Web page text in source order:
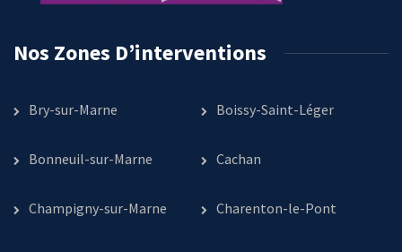
Nos Zones D’interventions
Bry-sur-Marne Boissy-Saint-Léger
Bonneuil-sur-Marne Cachan
Champigny-sur-Marne Charenton-le-Pont